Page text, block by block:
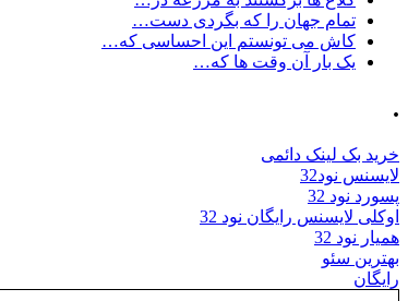
تمام جهان را که بگردی دست…
کاش می تونستم این احساسی که…
یک بار آن وقت ها که…
.
خرید بک لینک دائمی
لایسنس نود32
پسورد نود 32
اوکلی لایسنس رایگان نود 32
همیار نود 32
بهترین سئو
رایگان